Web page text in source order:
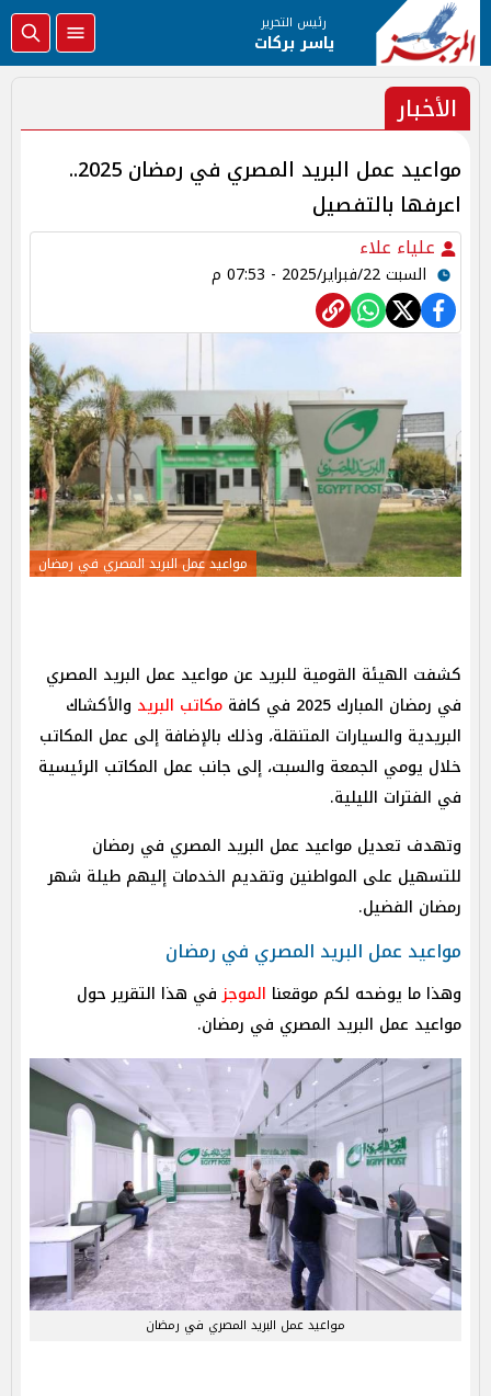
رئيس التحرير
ياسر بركات
الأخبار
مواعيد عمل البريد المصري في رمضان 2025..
اعرفها بالتفصيل
علياء علاء
السبت 22/فبراير/2025 - 07:53 م
مواعيد عمل البريد المصري في رمضان
كشفت الهيئة القومية للبريد عن مواعيد عمل البريد المصري
في رمضان المبارك 2025 في كافة
مكاتب البريد والأكشاك
البريدية والسيارات المتنقلة، وذلك بالإضافة إلى عمل المكاتب
خلال يومي الجمعة والسبت، إلى جانب عمل المكاتب الرئيسية
في الفترات الليلية.
وتهدف تعديل مواعيد عمل البريد المصري في رمضان
للتسهيل على المواطنين وتقديم الخدمات إليهم طيلة شهر
رمضان الفضيل.
مواعيد عمل البريد المصري في رمضان
وهذا ما يوضحه لكم موقعنا الموجزفي هذا التقرير حول
مواعيد عمل البريد المصري في رمضان.
مواعيد عمل البريد المصري في رمضان